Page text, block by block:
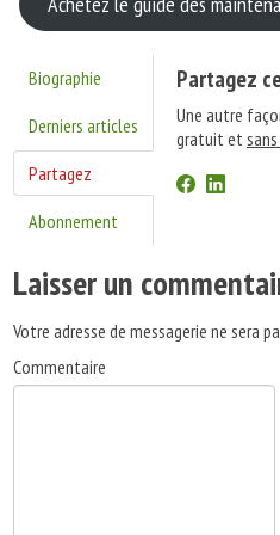
Biographie
Derniers articles
Partagez
Abonnement
Partagez
Une autre
gratuit et
Laisser un
Votre adresse de messagerie ne sera
Commentaire